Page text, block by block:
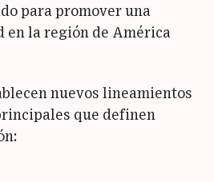
para promover una
en la región de América
nuevos lineamientos
que definen